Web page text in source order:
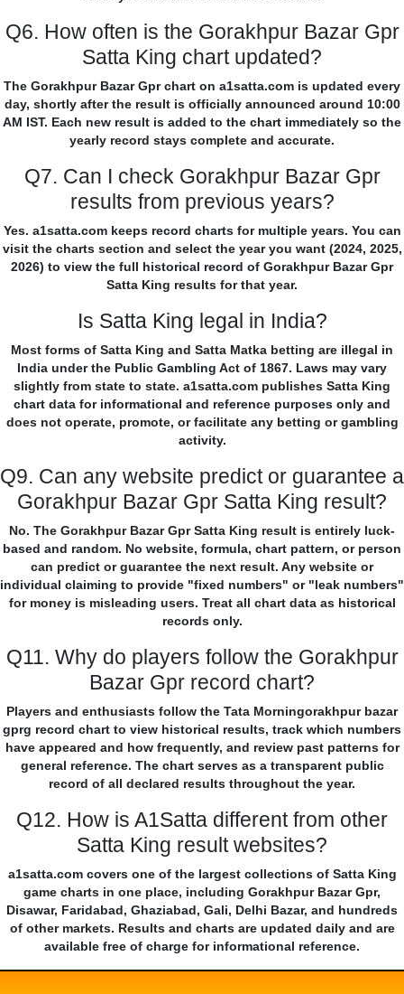
Q6. How often is the Gorakhpur Bazar Gpr
Satta King chart updated?
The Gorakhpur Bazar Gpr chart on a1satta.com is updated every
day, shortly after the result is officially announced around 10:00
AM IST. Each new result is added to the chart immediately so the
yearly record stays complete and accurate.
Q7. Can I check Gorakhpur Bazar Gpr
results from previous years?
Yes. a1satta.com keeps record charts for multiple years. You can
visit the charts section and select the year you want (2024, 2025,
2026) to view the full historical record of Gorakhpur Bazar Gpr
Satta King results for that year.
Is Satta King legal in India?
Most forms of Satta King and Satta Matka betting are illegal in
India under the Public Gambling Act of 1867. Laws may vary
slightly from state to state. a1satta.com publishes Satta King
chart data for informational and reference purposes only and
does not operate, promote, or facilitate any betting or gambling
activity.
Q9. Can any website predict or guarantee a
Gorakhpur Bazar Gpr Satta King result?
No. The Gorakhpur Bazar Gpr Satta King result is entirely luck-
based and random. No website, formula, chart pattern, or person
can predict or guarantee the next result. Any website or
individual claiming to provide "fixed numbers" or "leak numbers"
for money is misleading users. Treat all chart data as historical
records only.
Q11. Why do players follow the Gorakhpur
Bazar Gpr record chart?
Players and enthusiasts follow the Tata Morningorakhpur bazar
gprg record chart to view historical results, track which numbers
have appeared and how frequently, and review past patterns for
general reference. The chart serves as a transparent public
record of all declared results throughout the year.
Q12. How is A1Satta different from other
Satta King result websites?
a1satta.com covers one of the largest collections of Satta King
game charts in one place, including Gorakhpur Bazar Gpr,
Disawar, Faridabad, Ghaziabad, Gali, Delhi Bazar, and hundreds
of other markets. Results and charts are updated daily and are
available free of charge for informational reference.